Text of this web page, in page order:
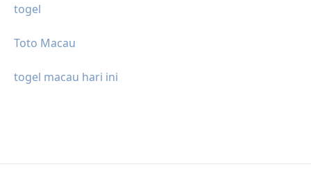
togel
Toto Macau
togel macau hari ini